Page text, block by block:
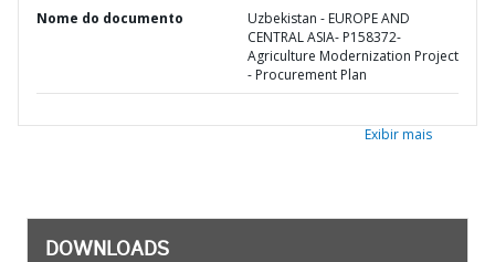
Nome do documento
Uzbekistan - EUROPE AND
CENTRAL ASIA- P158372-
Agriculture Modernization Project
- Procurement Plan
Exibir mais
DOWNLOADS